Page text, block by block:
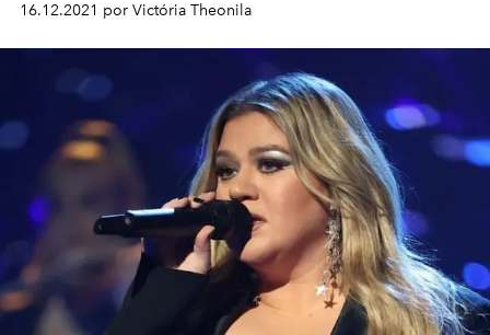
16.12.2021 por Victória Theonila